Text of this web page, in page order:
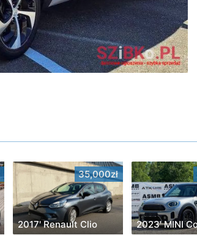
35,000zł
2017' Renault Clio